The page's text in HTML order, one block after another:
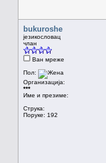
bukuroshe
језикословац
члан
Ван мреже
Пол:
Организација:
***
Име и презиме:
Струка:
Поруке: 192